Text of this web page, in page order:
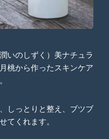
いのしずく）美ナチュラ
桃から作ったスキンケア
しっとりと整え、ブツブ
てくれます。